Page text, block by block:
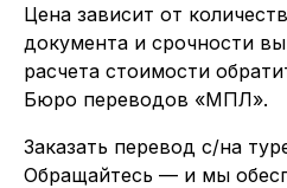
Цена зависит от
документа и срочности
расчета стоимости
Бюро переводов «МПЛ».
Заказать перевод с/на
Обращайтесь — и мы